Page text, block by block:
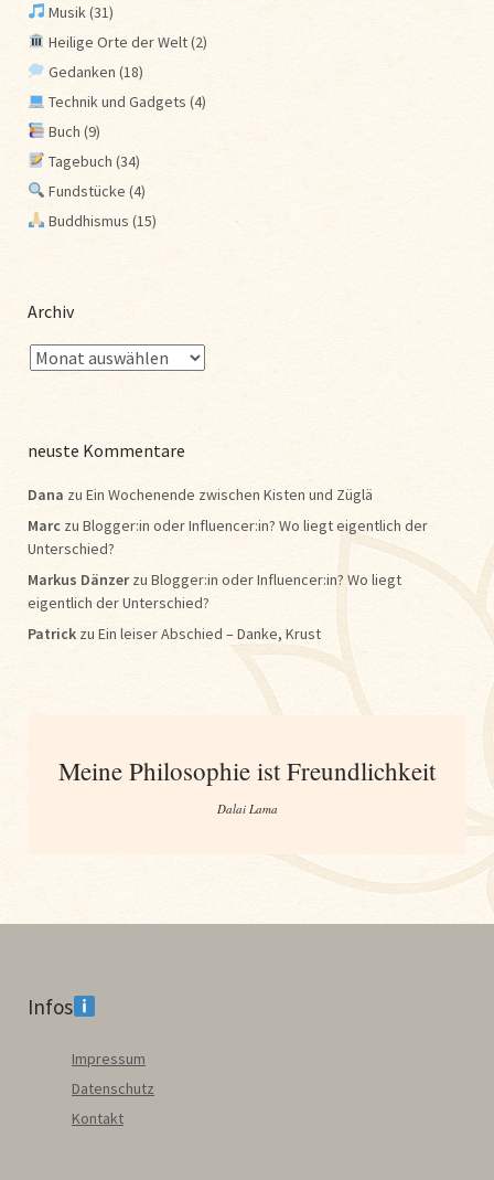
Musik(31)
Heilige Orte der Welt(2)
Gedanken (18)
Technik und Gadgets (4)
Buch (9)
Tagebuch (34)
Fundstücke (4)
Buddhismus (15)
Archiv
neuste Kommentare
Dana zu Ein Wochenende zwischen Kisten und Züglä
Marc zu Blogger:in oder Influencer:in? Wo liegt eigentlich der
Unterschied?
Markus Dänzerzu Blogger:in oder Influencer:in? Wo liegt
eigentlich der Unterschied?
Patrick zu Ein leiser Abschied – Danke, Krust
Meine Philosophie ist Freundlichkeit
Dalai Lama
Infos
Impressum
Datenschutz
Kontakt